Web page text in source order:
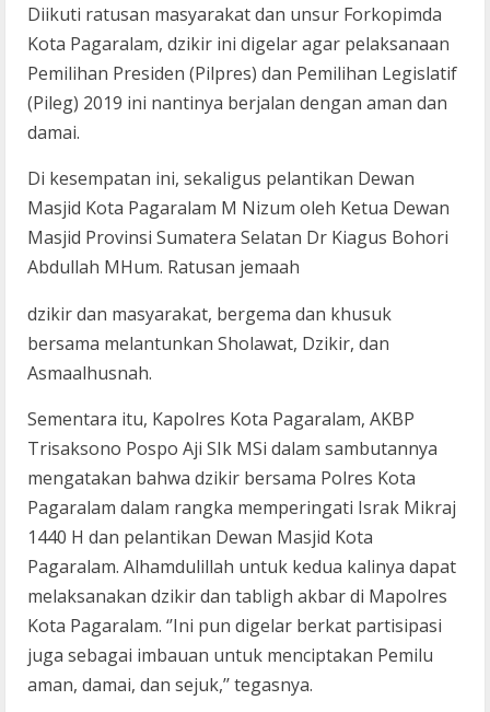
Diikuti ratusan masyarakat dan unsur Forkopimda
Kota Pagaralam, dzikir ini digelar agar pelaksanaan
Pemilihan Presiden (Pilpres) dan Pemilihan Legislatif
(Pileg) 2019 ini nantinya berjalan dengan aman dan
damai.
Di kesempatan ini, sekaligus pelantikan Dewan
Masjid Kota Pagaralam M Nizum oleh Ketua Dewan
Masjid Provinsi Sumatera Selatan Dr Kiagus Bohori
Abdullah MHum. Ratusan jemaah
dzikir dan masyarakat, bergema dan khusuk
bersama melantunkan Sholawat, Dzikir, dan
Asmaalhusnah.
Sementara itu, Kapolres Kota Pagaralam, AKBP
Trisaksono Pospo Aji SIk MSi dalam sambutannya
mengatakan bahwa dzikir bersama Polres Kota
Pagaralam dalam rangka memperingati Israk Mikraj
1440 H dan pelantikan Dewan Masjid Kota
Pagaralam. Alhamdulillah untuk kedua kalinya dapat
melaksanakan dzikir dan tabligh akbar di Mapolres
Kota Pagaralam. ‘’Ini pun digelar berkat partisipasi
juga sebagai imbauan untuk menciptakan Pemilu
aman, damai, dan sejuk,’’ tegasnya.